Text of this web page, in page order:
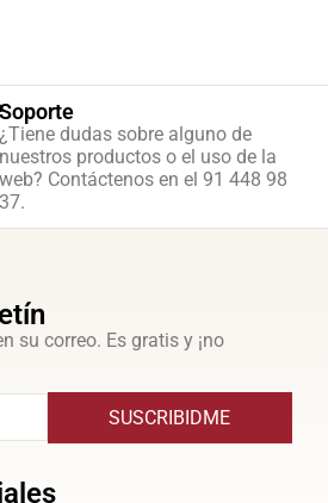
Soporte
¿Tiene dudas sobre alguno de
nuestros productos o el uso de la
web? Contáctenos en el 91 448 98
37.
su correo. Es gratis y ¡no
SUSCRIBIDME